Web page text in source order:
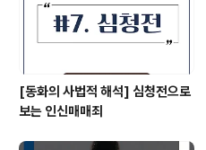
[동화의 사법적 해석] 심청전으로
보는 인신매매죄